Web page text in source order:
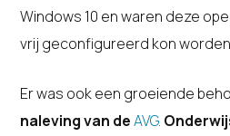
Windows 10 en waren deze
vrij geconfigureerd kon
Er was ook een groeiende
naleving van deAVG.